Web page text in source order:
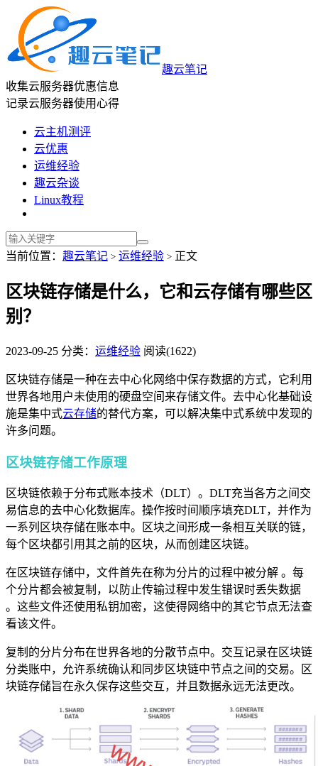
趣云笔记
收集云服务器优惠信息
记录云服务器使用心得
云主机测评
云优惠
运维经验
趣云杂谈
Linux教程
当前位置： 趣云笔记 > 运维经验 > 正文
区块链存储是什么，它和云存储有哪些区
别？
2023-09-25 分类： 运维经验 阅读(1622)
区块链存储是一种在去中心化网络中保存数据的方式，它利用
世界各地用户未使用的硬盘空间来存储文件。去中心化基础设
施是集中式云存储的替代方案，可以解决集中式系统中发现的
许多问题。
区块链存储工作原理
区块链依赖于分布式账本技术（DLT）。DLT充当各方之间交
易信息的去中心化数据库。操作按时间顺序填充DLT，并作为
一系列区块存储在账本中。区块之间形成一条相互关联的链，
每个区块都引用其之前的区块，从而创建区块链。
在区块链存储中，文件首先在称为分片的过程中被分解 。每
个分片都会被复制，以防止传输过程中发生错误时丢失数据
。这些文件还使用私钥加密，这使得网络中的其它节点无法查
看该文件。
复制的分片分布在世界各地的分散节点中。交互记录在区块链
分类账中，允许系统确认和同步区块链中节点之间的交易。区
块链存储旨在永久保存这些交互，并且数据永远无法更改。